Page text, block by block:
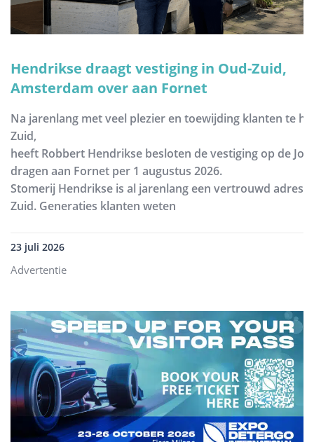
Hendrikse draagt vestiging in Oud-Zuid,
Amsterdam over aan Fornet
Na jarenlang met veel plezier en toewijding klanten te
Zuid,
heeft Robbert Hendrikse besloten de vestiging op de
dragen aan Fornet per 1 augustus 2026.
Stomerij Hendrikse is al jarenlang een vertrouwd adres
Zuid. Generaties klanten weten
23 juli 2026
Advertentie